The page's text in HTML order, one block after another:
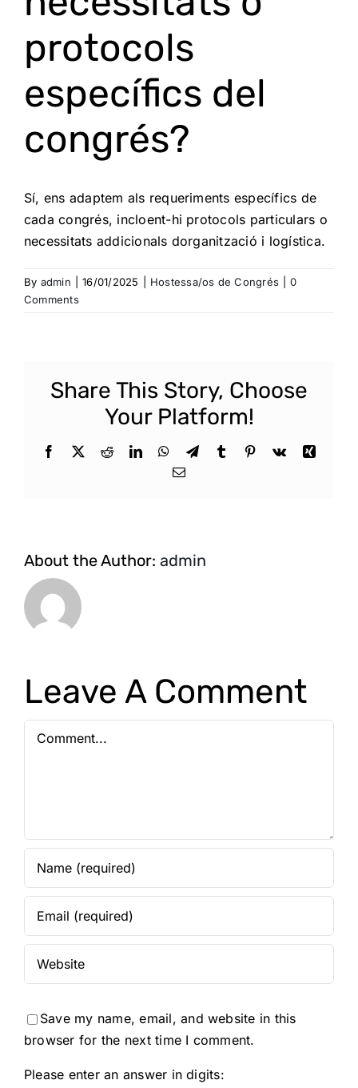
protocols
específics del
congrés?
Sí, ens adaptem als requeriments específics de
cada congrés, incloent-hi protocols particulars o
necessitats addicionals dorganització i logística.
By admin 16/01/2025 Hostessa/os de Congrés
0
Comments
Share This Story, Choose
Your Platform!
Facebook
X RedditLinkedInWhatsApp
TelegramTumblr Pinterest
Vk
Xing
Email
About the Author: admin
Leave A Comment
Comment
Save my name, email, and website in this
browser for the next time I comment.
Please enter an answer in digits: